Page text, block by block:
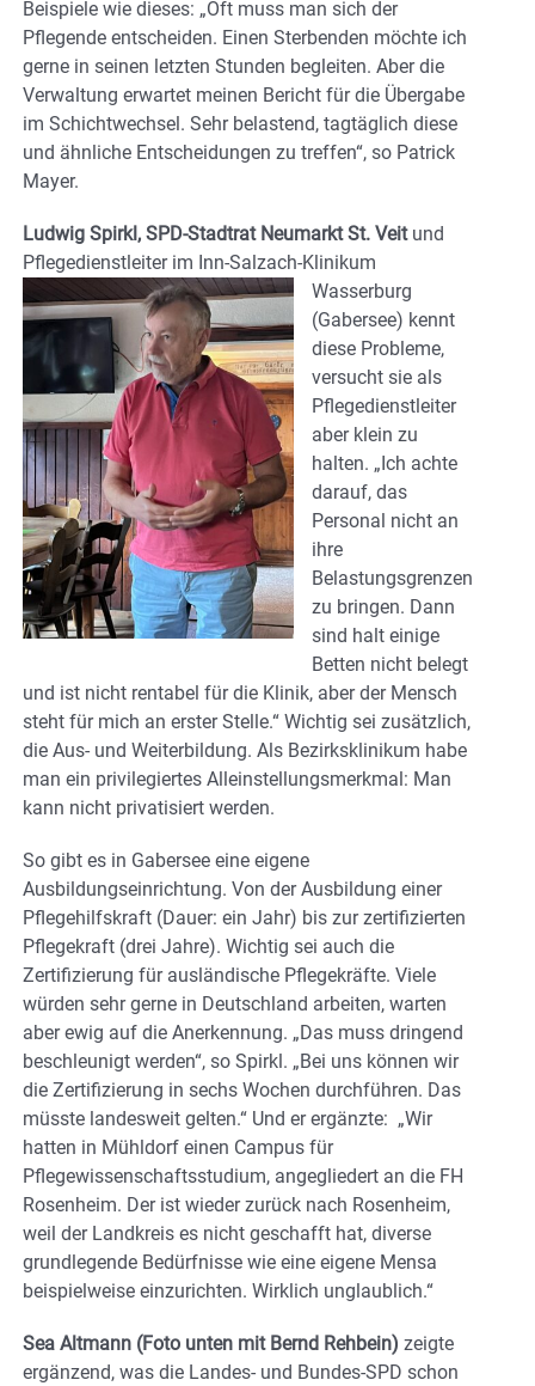
Beispiele wie dieses: „Oft muss man sich der
Pflegende entscheiden. Einen Sterbenden möchte ich
gerne in seinen letzten Stunden begleiten. Aber die
Verwaltung erwartet meinen Bericht für die Übergabe
im Schichtwechsel. Sehr belastend, tagtäglich diese
und ähnliche Entscheidungen zu treffen“, so Patrick
Mayer.
Ludwig Spirkl, SPD-Stadtrat Neumarkt St. Veitund
Pflegedienstleiter im Inn-Salzach-Klinikum
Wasserburg
(Gabersee) kennt
diese Probleme,
versucht sie als
Pflegedienstleiter
aber klein zu
halten. „Ich achte
darauf, das
Personal nicht an
ihre
Belastungsgrenzen
zu bringen. Dann
sind halt einige
Betten nicht belegt
und ist nicht rentabel für die Klinik, aber der Mensch
steht für mich an erster Stelle.“ Wichtig sei zusätzlich,
die Aus- und Weiterbildung. Als Bezirksklinikum habe
man ein privilegiertes Alleinstellungsmerkmal: Man
kann nicht privatisiert werden.
So gibt es in Gabersee eine eigene
Ausbildungseinrichtung. Von der Ausbildung einer
Pflegehilfskraft (Dauer: ein Jahr) bis zur zertifizierten
Pflegekraft (drei Jahre). Wichtig sei auch die
Zertifizierung für ausländische Pflegekräfte. Viele
würden sehr gerne in Deutschland arbeiten, warten
aber ewig auf die Anerkennung. „Das muss dringend
beschleunigt werden“, so Spirkl. „Bei uns können wir
die Zertifizierung in sechs Wochen durchführen. Das
müsste landesweit gelten.“ Und er ergänzte: „Wir
hatten in Mühldorf einen Campus für
Pflegewissenschaftsstudium, angegliedert an die FH
Rosenheim. Der ist wieder zurück nach Rosenheim,
weil der Landkreis es nicht geschafft hat, diverse
grundlegende Bedürfnisse wie eine eigene Mensa
beispielweise einzurichten. Wirklich unglaublich.“
Sea Altmann (Foto unten mit Bernd Rehbein) zeigte
ergänzend, was die Landes- und Bundes-SPD schon